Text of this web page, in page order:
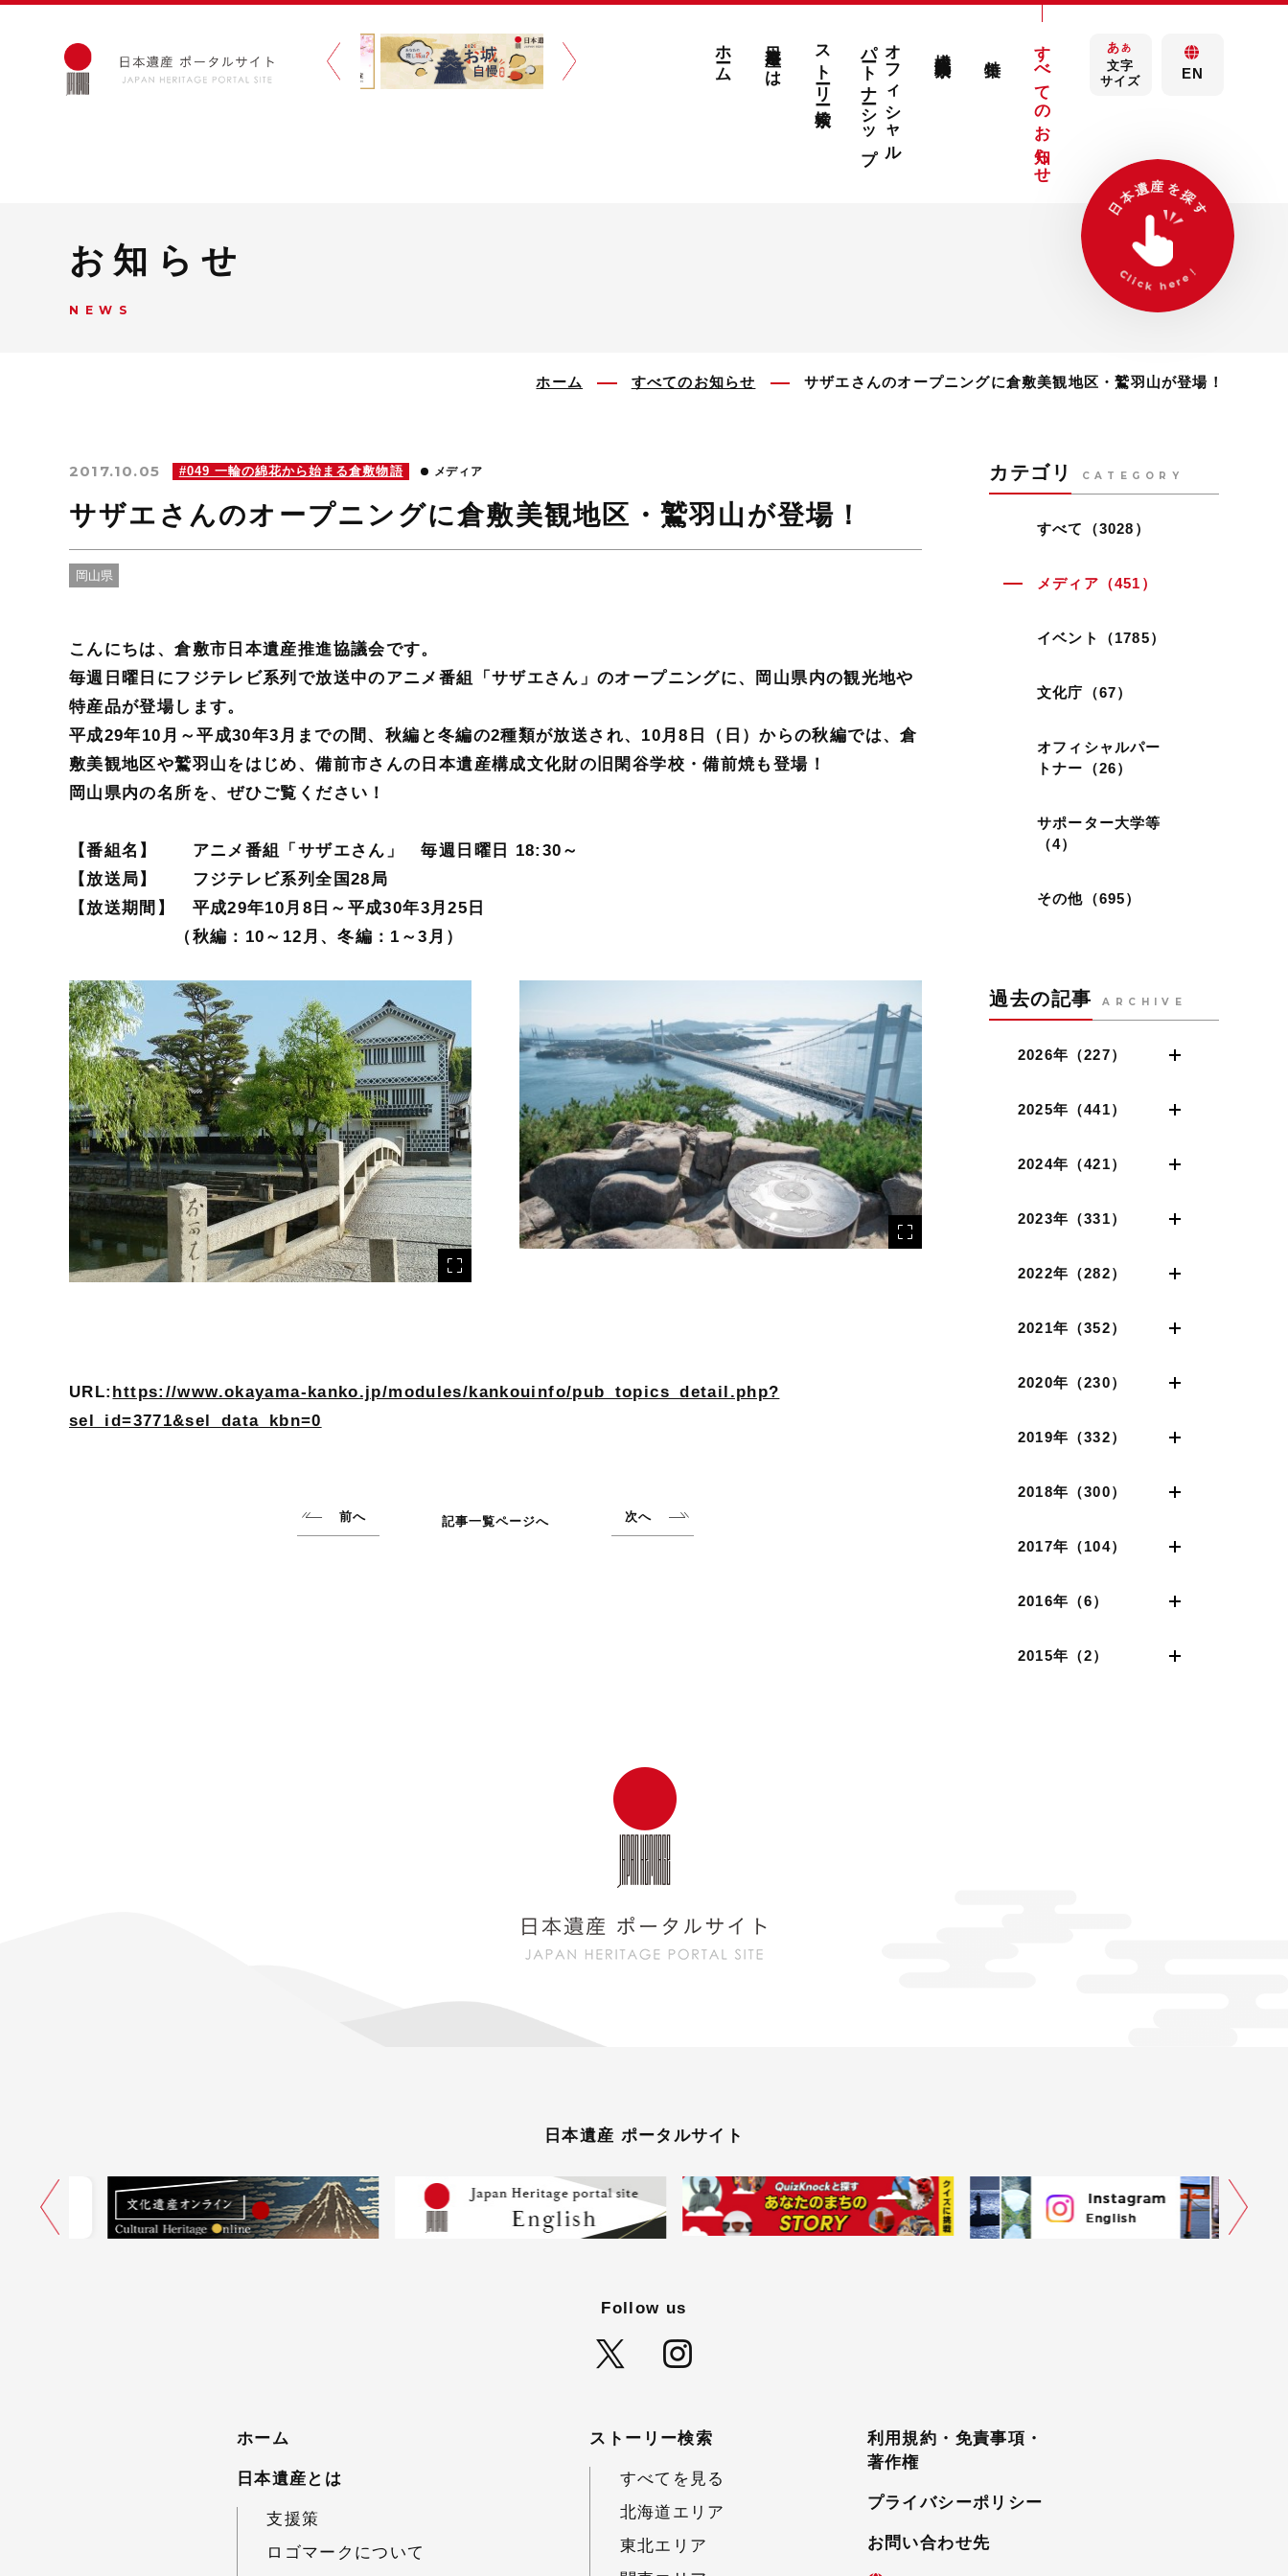
ホーム 日本遺産とは ストーリー検索 オフィシャル
パートナーシップ すべてのお知らせ あ あ
文字
サイズ
EN
お知らせ
NEWS
ホーム すべてのお知らせ サザエさんのオープニングに倉敷美観地区・鷲羽山が登場！
2017.10.05 #049 一輪の綿花から始まる倉敷物語 メディア
サザエさんのオープニングに倉敷美観地区・鷲羽山が登場！
岡山県
こんにちは、倉敷市日本遺産推進協議会です。
毎週日曜日にフジテレビ系列で放送中のアニメ番組「サザエさん」のオープニングに、岡山県内の観光地や
特産品が登場します。
平成29年10月～平成30年3月までの間、秋編と冬編の2種類が放送され、10月8日（日）からの秋編では、倉
敷美観地区や鷲羽山をはじめ、備前市さんの日本遺産構成文化財の旧閑谷学校・備前焼も登場！
岡山県内の名所を、ぜひご覧ください！
【番組名】 アニメ番組「サザエさん」 毎週日曜日 18:30～
【放送局】 フジテレビ系列全国28局
【放送期間】 平成29年10月8日～平成30年3月25日
（秋編：10～12月、冬編：1～3月）
URL: https://www.okayama-kanko.jp/modules/kankouinfo/pub_topics_detail.php?
sel_id=3771&sel_data_kbn=0
前へ 記事一覧ページへ 次へ
カテゴリ CATEGORY
すべて（3028）
メディア（451）
イベント（1785）
文化庁（67）
オフィシャルパー
トナー（26）
サポーター大学等
（4）
その他（695）
過去の記事 ARCHIVE
2026年（227）
2025年（441）
2024年（421）
2023年（331）
2022年（282）
2021年（352）
2020年（230）
2019年（332）
2018年（300）
2017年（104）
2016年（6）
2015年（2）
日本遺産 ポータルサイト
Follow us
ホーム
日本遺産とは
支援策
ロゴマークについて
ストーリー検索
すべてを見る
北海道エリア
東北エリア
利用規約・免責事項・
著作権
プライバシーポリシー
お問い合わせ先